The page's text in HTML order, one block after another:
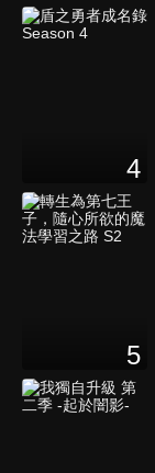
4
5